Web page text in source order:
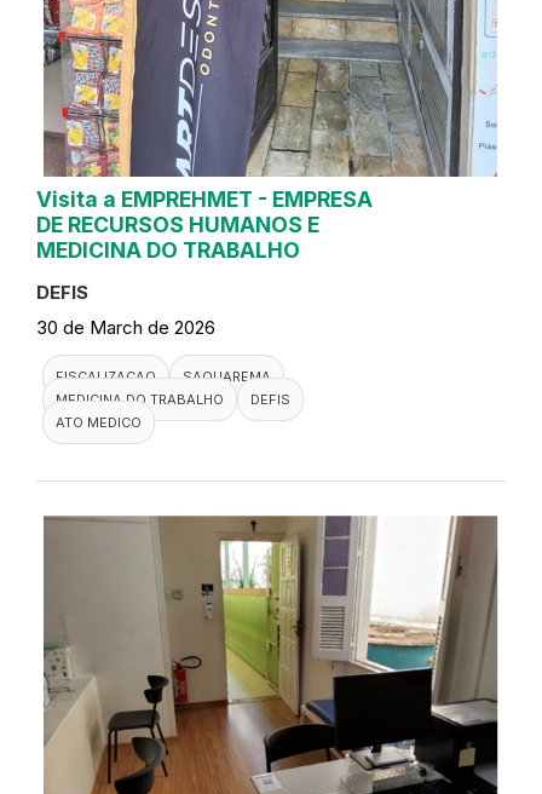
Visita a EMPREHMET - EMPRESA
DE RECURSOS HUMANOS E
MEDICINA DO TRABALHO
DEFIS
30 de March de 2026
FISCALIZACAO
SAQUAREMA
MEDICINA DO TRABALHO
DEFIS
ATO MEDICO